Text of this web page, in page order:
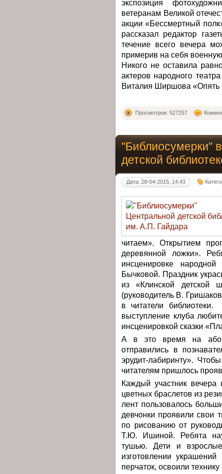
экспозиция
ветеранам Великой
акции «Бессмертный
рассказал редактор
течение всего вечера
примерив на себя
Никого не оставила
актеров народного
Виталия Ширшова «Опять
Просмотров: 527257
"Библиосумерки"
детской
Дата: 28-04-2015, 14:43
читаем». Открытием
деревянной ложки».
инсценировке
Бычковой. Праздник
из «Клинской детской
(руководитель В.
в читатели
выступление клуба
инсценировкой сказки
А в это время на
отправились в
эрудит-лабиринту».
читателям пришлось
Каждый участник
цветных браслетов из
лент пользовалось
девчонки проявили свои
по рисованию от
Т.Ю. Ишиной. Ребята
тушью. Дети и
изготовлении
перчаток, освоили